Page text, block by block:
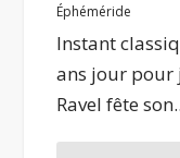
Éphéméride
Instant
ans jour pour
Ravel fête